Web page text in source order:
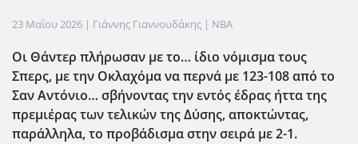
23 Μαΐου 2026 | Γιάννης Γιαννουδάκης | NBA
Οι Θάντερ πλήρωσαν με το… ίδιο νόμισμα τους
Σπερς, με την Οκλαχόμα να περνά με 123-108 από το
Σαν Αντόνιο… σβήνοντας την εντός έδρας ήττα της
πρεμιέρας των τελικών της Δύσης, αποκτώντας,
παράλληλα, το προβάδισμα στην σειρά με 2-1.